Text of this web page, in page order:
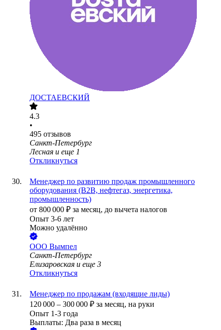
ДОСТАЕВСКИЙ
4.3
•
495 отзывов
Санкт-Петербург
Лесная и еще 1
Откликнуться
Менеджер по развитию продаж промышленного
оборудования (B2B, нефтегаз, энергетика,
промышленность)
от 800 000 ₽ за месяц, до вычета налогов
Опыт 3-6 лет
Можно удалённо
ООО Вымпел
Санкт-Петербург
Елизаровская и еще 3
Откликнуться
Менеджер по продажам (входящие лиды)
120 000 – 300 000 ₽ за месяц, на руки
Опыт 1-3 года
Выплаты: Два раза в месяц